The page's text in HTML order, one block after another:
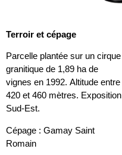
Terroir et cépage
Parcelle plantée sur un cirque
granitique de 1,89 ha de
vignes en 1992. Altitude entre
420 et 460 mètres. Exposition
Sud-Est.
Cépage : Gamay Saint
Romain